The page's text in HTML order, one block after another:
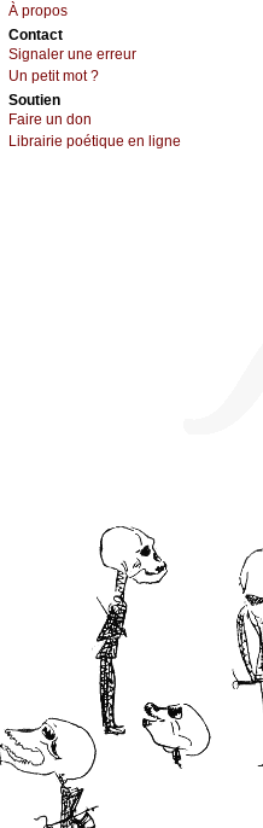
À prоpos
Cоntact
Signaler une errеur
Un pеtit mоt ?
Sоutien
Fаirе un dоn
Librairiе pоétique en lignе